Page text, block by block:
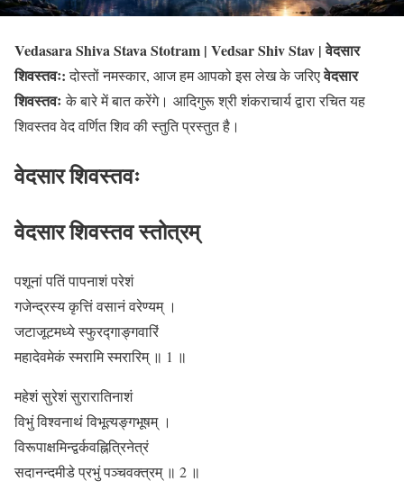
Vedasara Shiva Stava Stotram | Vedsar Shiv Stav | वेदसार
शिवस्तवः:दोस्तों नमस्कार, आज हम आपको इस लेख के जरिएवेदसार
शिवस्तवःके बारे में बात करेंगे। आदिगुरू श्री शंकराचार्य द्वारा रचित यह
शिवस्तव वेद वर्णित शिव की स्तुति प्रस्तुत है।
वेदसार शिवस्तवः
वेदसार शिवस्तव स्तोत्रम्
पशूनां पतिं पापनाशं परेशं
गजेन्द्रस्य कृत्तिं वसानं वरेण्यम् ।
जटाजूटमध्ये स्फुरद्गाङ्गवारिं
महादेवमेकं स्मरामि स्मरारिम् ॥ 1 ॥
महेशं सुरेशं सुरारातिनाशं
विभुं विश्वनाथं विभूत्यङ्गभूषम् ।
विरूपाक्षमिन्द्वर्कवह्नित्रिनेत्रं
सदानन्दमीडे प्रभुं पञ्चवक्त्रम् ॥ 2 ॥